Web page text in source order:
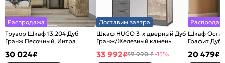
Распродажа
Трувор Шкаф 13.204 Дуб
Гранж Песочный, Интра
30 024₽
Доставим завтра
Шкаф HUGO 3-х дверный Дуб
Гранж/Железный камень
33 992₽39 990 ₽-15%
Шкаф
Графит Дуб
20 479₽